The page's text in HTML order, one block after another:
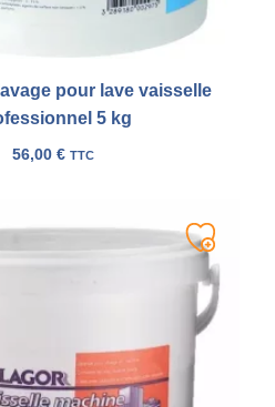
pour lave vaisselle
5 kg
56,00€ TTC
Ajouter
à
ma
liste